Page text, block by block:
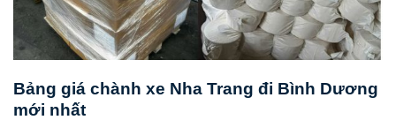
Bảng giá chành xe Nha Trang đi Bình Dương
mới nhất